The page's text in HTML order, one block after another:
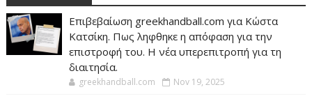
Επιβεβαίωση greekhandball.com για Κώστα
Κατσίκη. Πως ληφθηκε η απόφαση για την
επιστροφή του. Η νέα υπερεπιτροπή για τη
διαιτησία.
greekhandball.com Nov 19, 2025